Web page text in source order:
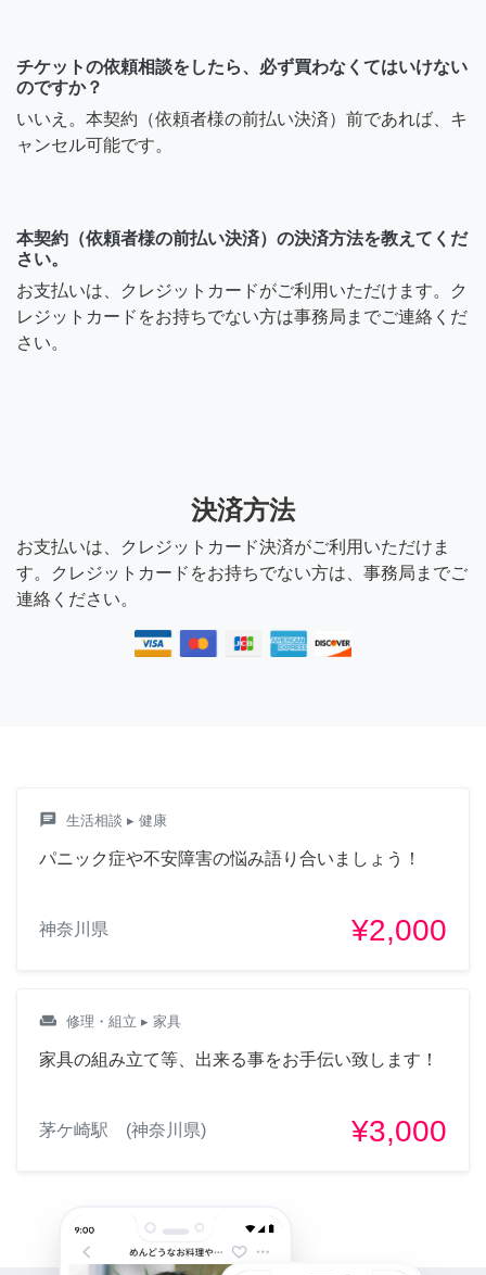
チケットの依頼相談をしたら、必ず買わなくてはいけない
のですか？
いいえ。本契約（依頼者様の前払い決済）前であれば、キ
ャンセル可能です。
本契約（依頼者様の前払い決済）の決済方法を教えてくだ
さい。
お支払いは、クレジットカードがご利用いただけます。ク
レジットカードをお持ちでない方は事務局までご連絡くだ
さい。
決済方法
お支払いは、クレジットカード決済がご利用いただけま
す。クレジットカードをお持ちでない方は、事務局までご
連絡ください。
chat 生活相談 ▸ 健康
パニック症や不安障害の悩み語り合いましょう！
神奈川県 ¥2,000
weekend 修理・組立 ▸ 家具
家具の組み立て等、出来る事をお手伝い致します！
茅ケ崎駅 (神奈川県) ¥3,000